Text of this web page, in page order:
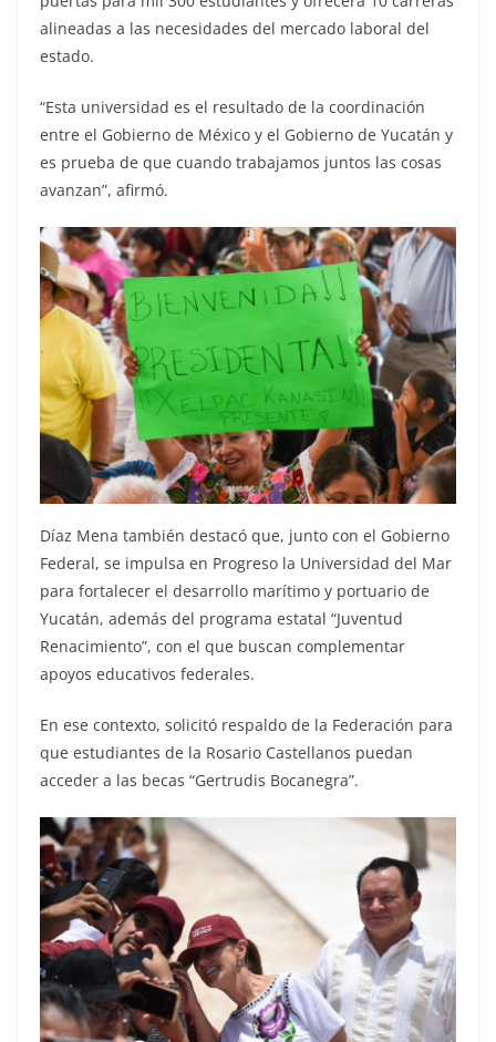
alineadas a las necesidades del mercado laboral del
estado.
“Esta universidad es el resultado de la coordinación
entre el Gobierno de México y el Gobierno de Yucatán y
es prueba de que cuando trabajamos juntos las cosas
avanzan”, afirmó.
Díaz Mena también destacó que, junto con el Gobierno
Federal, se impulsa en Progreso la Universidad del Mar
para fortalecer el desarrollo marítimo y portuario de
Yucatán, además del programa estatal “Juventud
Renacimiento”, con el que buscan complementar
apoyos educativos federales.
En ese contexto, solicitó respaldo de la Federación para
que estudiantes de la Rosario Castellanos puedan
acceder a las becas “Gertrudis Bocanegra”.